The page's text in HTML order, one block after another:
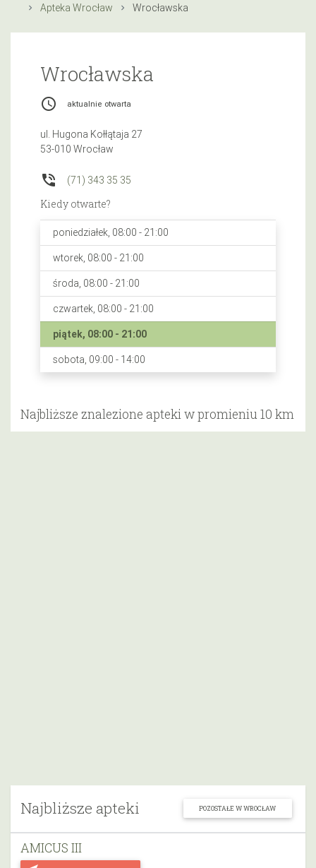
Apteka Wrocław
Wrocławska
Najbliższe apteki POZOSTAŁE W WROCŁAW
AMICUS III
Wrocławska
access_time aktualnie otwarta
ul. Hugona Kołłątaja 27
53-010 Wrocław
phone_in_talk (71) 343 35 35
Kiedy otwarte?
poniedziałek, 08:00 - 21:00
wtorek, 08:00 - 21:00
środa, 08:00 - 21:00
czwartek, 08:00 - 21:00
piątek, 08:00 - 21:00
sobota, 09:00 - 14:00
Najbliższe znalezione apteki w promieniu 10 km